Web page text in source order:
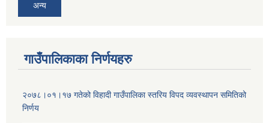
अन्य
गाउँपालिकाका निर्णयहरु
२०७८।०१।१७ गतेको विहादी गाउँपालिका स्तरिय विपद व्यवस्थापन समितिको
निर्णय